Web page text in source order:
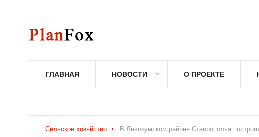
ГЛАВНАЯ НОВОСТИ О ПРОЕКТЕ
Сельское хозяйство В Левокумском районе Ставрополья